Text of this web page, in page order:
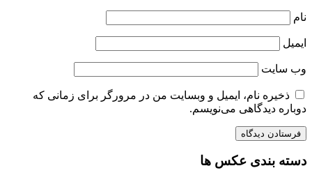
نام
ایمیل
وب‌ سایت
ذخیره نام، ایمیل و وبسایت من در مرورگر برای زمانی که
دوباره دیدگاهی می‌نویسم.
دسته بندی عکس ها